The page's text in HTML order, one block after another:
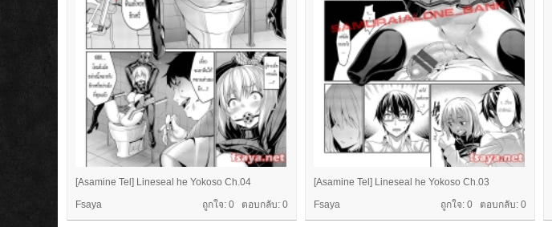
[Asamine Tel] Lineseal he Yokoso Ch.04
ถูกใจ: 0 ตอบกลับ: 0
Fsaya
[Asamine Tel] Lineseal he Yokoso Ch.03
ถูกใจ: 0 ตอบกลับ: 0
Fsaya